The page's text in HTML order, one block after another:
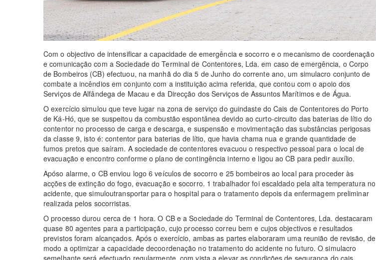
Com o objectivo de intensificar a capacidade de emergência e socorro e o mecanismo de coordenação
e comunicação com a Sociedade do Terminal de Contentores, Lda. em caso de emergência, o Corpo
de Bombeiros (CB) efectuou, na manhã do dia 5 de Junho do corrente ano, um simulacro conjunto de
combate a incêndios em conjunto com a instituição acima referida, que contou com o apoio dos
Serviços de Alfândega de Macau e da Direcção dos Serviços de Assuntos Marítimos e de Água.
O exercício simulou que teve lugar na zona de serviço do guindaste do Cais de Contentores do Porto
de Ká-Hó, que se suspeitou da combustão espontânea devido ao curto-circuito das baterias de lítio do
contentor no processo de carga e descarga, e suspensão e movimentação das substâncias perigosas
da classe 9, isto é: contentor para baterias de lítio, que havia chama nua e grande quantidade de
fumos pretos que saíram. A sociedade de contentores evacuou o respectivo pessoal para o local de
evacuação e encontro conforme o plano de contingência interno e ligou ao CB para pedir auxílio.
Apóso alarme, o CB enviou logo 6 veículos de socorro e 25 bombeiros ao local para proceder às
acções de extinção do fogo, evacuação e socorro. 1 trabalhador foi escaldado pela alta temperatura no
acidente, que simuloutransportar para o hospital para o tratamento depois da enfermagem preliminar
realizada pelos socorristas.
O processo durou cerca de 1 hora. O CB e a Sociedade do Terminal de Contentores, Lda. destacaram
quase 80 agentes para a participação, cujo processo correu bem e cujos objectivos e resultados
previstos foram alcançados. Após o exercício, ambas as partes elaboraram uma reunião de revisão, de
modo a optimizar a capacidade decoordenação no tratamento do acidente no futuro. O simulacro
semelhante será efectuado regularmente, com vista a elevar as condições de segurança do cais.